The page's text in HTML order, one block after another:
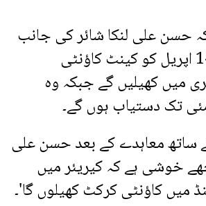
کہ حسن علی لنکا شائر کی جانب
سے ڈیبیو میچ 14 اپریل کو کینٹ کاؤنٹی
میں کھیلیں گے جبکہ وہ
ساتھ معاہدے کے بعد حسن علی
خوشی ہے کہ کیریئر میں
میں کاؤنٹی کرکٹ کھیلوں گا'۔